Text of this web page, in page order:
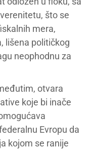
što se
mera,
lišena političkog
neophodnu za
otvara
koje bi inače
Evropu da
kojom se ranije